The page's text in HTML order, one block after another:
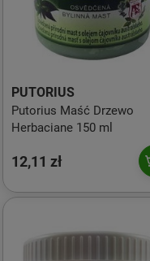
PUTORIUS
Putorius Maść Drzewo
Herbaciane 150 ml
12,11 zł